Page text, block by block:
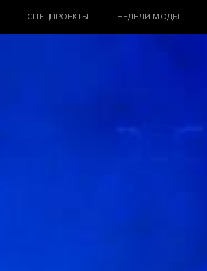
СПЕЦПРОЕКТЫ НЕДЕЛИ МОДЫ